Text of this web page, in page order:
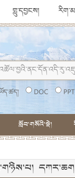
གླུ་དབྱངས།
DOC PPT
སློབ་གསོའི་སྡེ།
དཀར་ཆག